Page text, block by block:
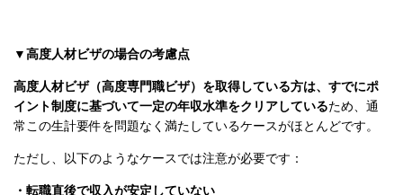
▼高度人材ビザの場合の考慮点
高度人材ビザ（高度専門職ビザ）を取得している方は、すでにポ
イント制度に基づいて一定の年収水準をクリアしているため、通
常この生計要件を問題なく満たしているケースがほとんどです。
ただし、以下のようなケースでは注意が必要です：
・転職直後で収入が安定していない